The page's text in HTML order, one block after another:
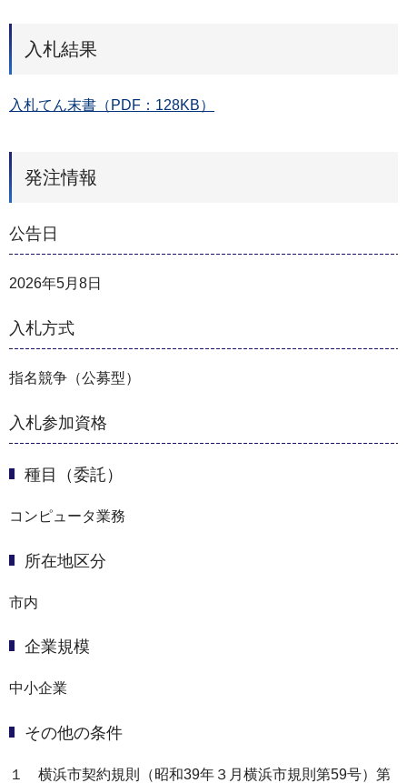
入札結果
入札てん末書（PDF：128KB）
発注情報
公告日
2026年5月8日
入札方式
指名競争（公募型）
入札参加資格
種目（委託）
コンピュータ業務
所在地区分
市内
企業規模
中小企業
その他の条件
１ 横浜市契約規則（昭和39年３月横浜市規則第59号）第